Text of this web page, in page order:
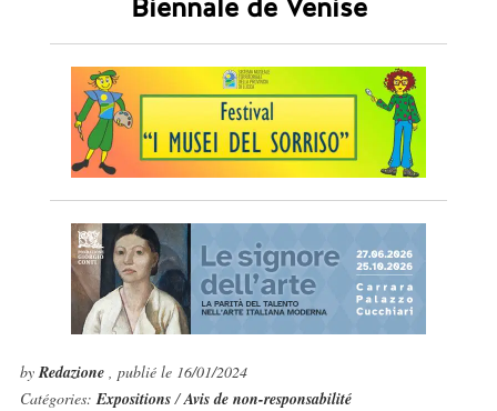
Biennale de Venise
byRedazione , publié le 16/01/2024
Catégories:Expositions/Avis de non-responsabilité